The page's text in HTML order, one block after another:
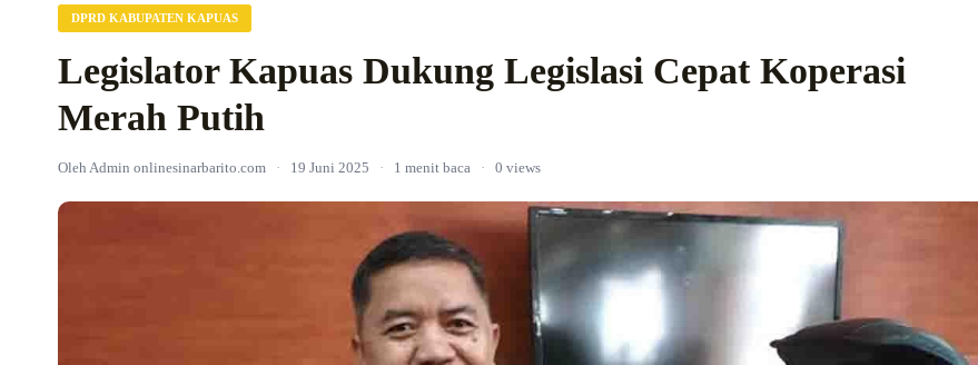
DPRD KABUPATEN KAPUAS
Legislator Kapuas Dukung Legislasi Cepat Koperasi
Merah Putih
Oleh Admin onlinesinarbarito.com · 19 Juni 2025 · 1 menit baca · 0 views